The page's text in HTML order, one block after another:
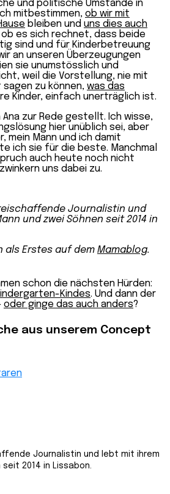
und politische Umstände in
mitbestimmen, ob wir mit
se bleiben und uns dies auch
es sich rechnet, dass beide
sind und für Kinderbetreuung
an unseren Überzeugungen
sie unumstösslich und
weil die Vorstellung, nie mit
zu können, was das
Kinder, einfach unerträglich ist.
Ana zur Rede gestellt. Ich wisse,
hier unüblich sei, aber
mein Mann und ich damit
ich sie für die beste. Manchmal
auch heute noch nicht
uns dabei zu.
Journalistin und
und zwei Söhnen seit 2014 in
als Erstes auf dem Mamablog.
schon die nächsten Hürden:
Kindes. Und dann der
oder ginge das auch anders?
aus unserem Concept
Journalistin und lebt mit ihrem
seit 2014 in Lissabon.